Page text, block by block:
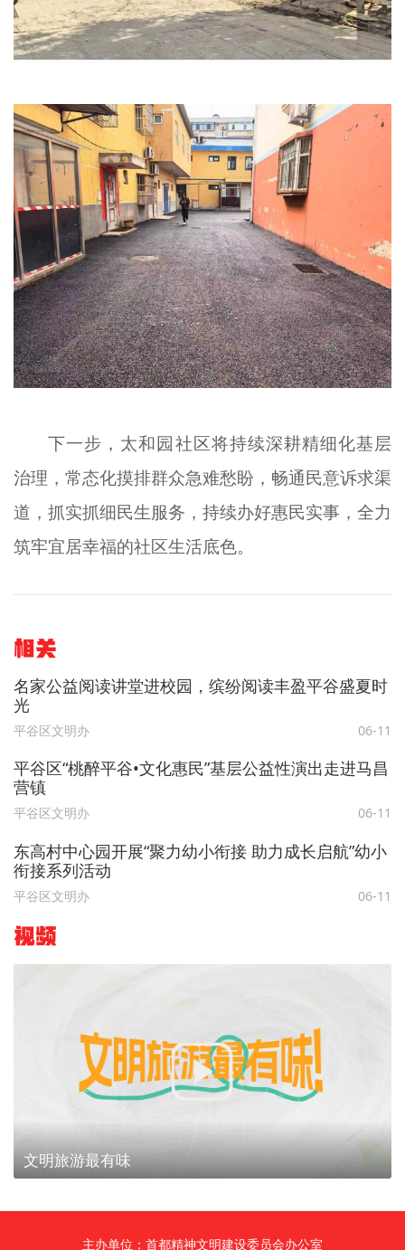
下一步，太和园社区将持续深耕精细化基层
治理，常态化摸排群众急难愁盼，畅通民意诉求渠
道，抓实抓细民生服务，持续办好惠民实事，全力
筑牢宜居幸福的社区生活底色。
相关
名家公益阅读讲堂进校园，缤纷阅读丰盈平谷盛夏时
光
平谷区文明办 06-11
平谷区“桃醉平谷•文化惠民”基层公益性演出走进马昌
营镇
平谷区文明办 06-11
东高村中心园开展“聚力幼小衔接 助力成长启航”幼小
衔接系列活动
平谷区文明办 06-11
视频
文明旅游最有味
主办单位：首都精神文明建设委员会办公室